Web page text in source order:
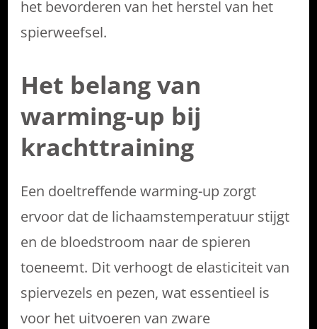
het bevorderen van het herstel van het
spierweefsel.
Het belang van
warming-up bij
krachttraining
Een doeltreffende warming-up zorgt
ervoor dat de lichaamstemperatuur stijgt
en de bloedstroom naar de spieren
toeneemt. Dit verhoogt de elasticiteit van
spiervezels en pezen, wat essentieel is
voor het uitvoeren van zware